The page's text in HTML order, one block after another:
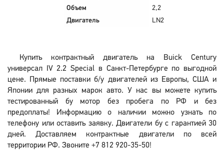
Объем
2,2
Двигатель
LN2
Купить контрактный двигатель на Buick Century
универсал IV 2.2 Special в Санкт-Петербурге по выгодной
цене. Прямые поставки б/у двигателей из Европы, США и
Японии для разных марок авто. У нас вы можете купить
тестированный бу мотор без пробега по РФ и без
предоплаты! Информацию о наличии можно узнать по
телефону или оставить заявку. Двигатели бу с гарантией 30
дней. Доставляем контрактные двигатели по всей
территории РФ. Звоните +7 812 920-35-50!